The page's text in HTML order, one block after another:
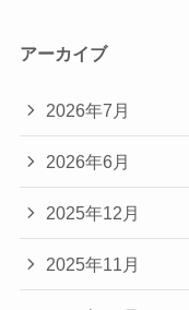
アーカイブ
2026年7月
2026年6月
2025年12月
2025年11月